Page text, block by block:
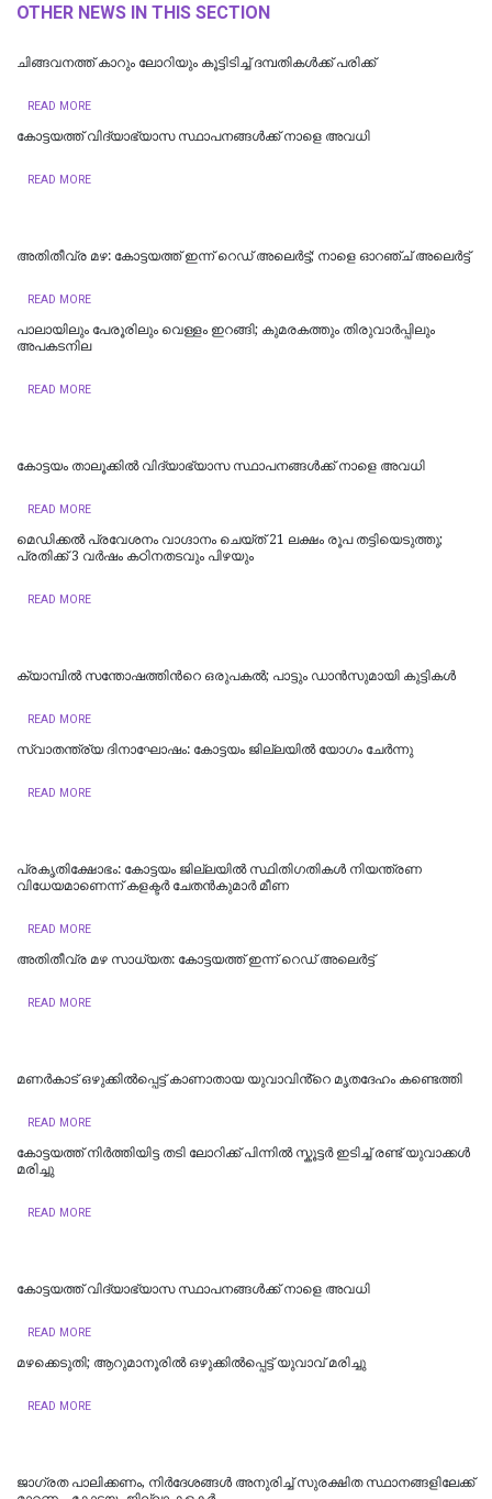
OTHER NEWS IN THIS SECTION
ചിങ്ങവനത്ത് കാറും ലോറിയും കൂട്ടിടിച്ച് ദമ്പതികള്‍ക്ക് പരിക്ക്
READ MORE
കോട്ടയത്ത് വിദ്യാഭ്യാസ സ്ഥാപനങ്ങൾക്ക് നാളെ അവധി
READ MORE
അതിതീവ്ര മഴ: കോട്ടയത്ത് ഇന്ന് റെഡ് അലെർട്ട്; നാളെ ഓറഞ്ച് അലെര്‍ട്ട്
READ MORE
പാലായിലും പേരൂരിലും വെള്ളം ഇറങ്ങി; കുമരകത്തും തിരുവാര്‍പ്പിലും
അപകടനില
READ MORE
കോട്ടയം താലൂക്കില്‍ വിദ്യാഭ്യാസ സ്ഥാപനങ്ങള്‍ക്ക് നാളെ അവധി
READ MORE
മെഡിക്കൽ പ്രവേശനം വാഗ്ദാനം ചെയ്ത് 21 ലക്ഷം രൂപ തട്ടിയെടുത്തു;
പ്രതിക്ക് 3 വർഷം കഠിനതടവും പിഴയും
READ MORE
ക്യാമ്പിൽ സന്തോഷത്തിന്‍റെ ഒരുപകൽ; പാട്ടും ഡാൻസുമായി കുട്ടികൾ
READ MORE
സ്വാതന്ത്ര്യ ദിനാഘോഷം: കോട്ടയം ജില്ലയില്‍ യോഗം ചേർന്നു
READ MORE
പ്രകൃതിക്ഷോഭം: കോട്ടയം ജില്ലയിൽ സ്ഥിതിഗതികൾ നിയന്ത്രണ
വിധേയമാണെന്ന് കളക്ടർ ചേതൻകുമാർ മീണ
READ MORE
അതിതീവ്ര മഴ സാധ്യത: കോട്ടയത്ത് ഇന്ന് റെഡ് അലെർട്ട്
READ MORE
മണർകാട് ഒഴുക്കിൽപ്പെട്ട് കാണാതായ യുവാവിൻ്റെ മൃതദേഹം കണ്ടെത്തി
READ MORE
കോട്ടയത്ത് നിർത്തിയിട്ട തടി ലോറിക്ക് പിന്നിൽ സ്കൂട്ടർ ഇടിച്ച് രണ്ട് യുവാക്കൾ
മരിച്ചു
READ MORE
കോട്ടയത്ത് വിദ്യാഭ്യാസ സ്ഥാപനങ്ങൾക്ക് നാളെ അവധി
READ MORE
മഴക്കെടുതി; ആറുമാനൂരിൽ ഒഴുക്കില്‍പ്പെട്ട് യുവാവ് മരിച്ചു
READ MORE
ജാഗ്രത പാലിക്കണം, നിര്‍ദേശങ്ങള്‍ അനുരിച്ച് സുരക്ഷിത സ്ഥാനങ്ങളിലേക്ക്